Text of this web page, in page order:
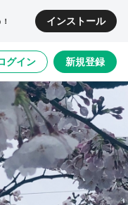
インストール
グイン 新規登録